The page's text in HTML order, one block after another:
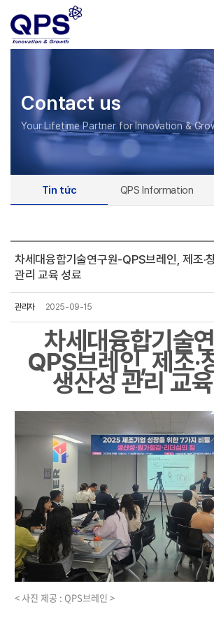
Contact us
Your Lifetime Partner for Innovation &
Tin tức QPS Information
차세대융합기술연구원-QPS브레인, 제조·
관리 교육 성료
관리자 2025-09-15
차세대융합기술
QPS브레인, 제조·
생산성 관리 교
< 사진 제공 : QPS브레인 >